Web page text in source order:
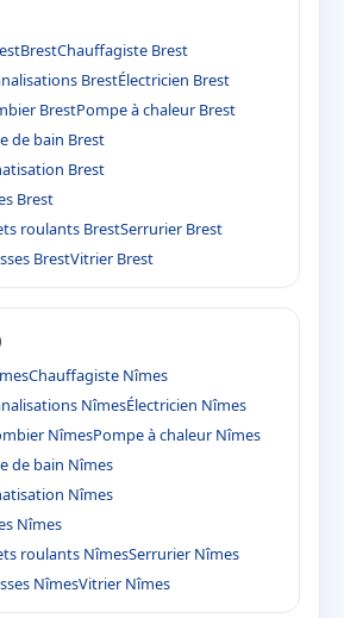
BrestChauffagiste Brest
BrestÉlectricien Brest
BrestPompe à chaleur Brest
de bain Brest
Brest
Brest
roulants BrestSerrurier Brest
BrestVitrier Brest
Chauffagiste Nîmes
NîmesÉlectricien Nîmes
NîmesPompe à chaleur Nîmes
de bain Nîmes
Nîmes
Nîmes
roulants NîmesSerrurier Nîmes
NîmesVitrier Nîmes